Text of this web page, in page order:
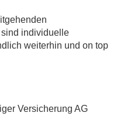
individuelle
weiterhin und on top
Versicherung AG